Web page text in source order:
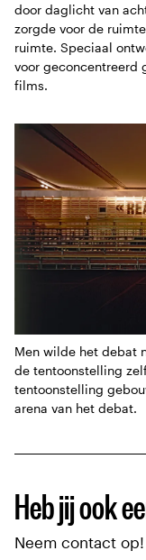
door daglicht van
zorgde voor de
ruimte. Speciaal
voor geconcentreerd
films.
Men wilde het debat
de tentoonstelling
tentoonstelling
arena van het debat.
Heb jij ook
Neem contact op!